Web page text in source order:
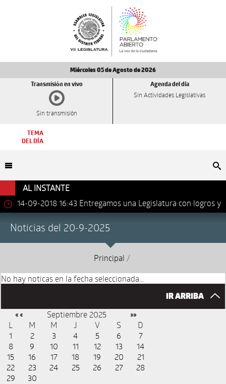
Miércoles 05 de Agosto de 2026
Transmisión en vivo
Sin transmisión
Agenda del día
Sin Actividades Legislativas
TEMA
DEL DÍA
AL INSTANTE
14-09-2018 16:43 Entregamos una Legislatura con logros y
Noticias del 20-9-2025
Principal /
No hay noticas en la fecha seleccionada...
IR ARRIBA
« « Septiembre 2025 »»
L M M J V S
D
1
2 3 4 5 6
7
8
9 10 11 12 13
14
15
16 17 18 19 20
21
22
23 24 25 26 27
28
29
30